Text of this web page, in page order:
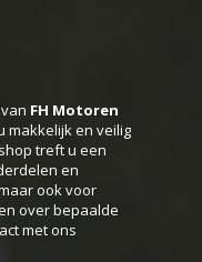
FH Motoren
makkelijk en veilig
treft u een
en
ook voor
over bepaalde
met ons